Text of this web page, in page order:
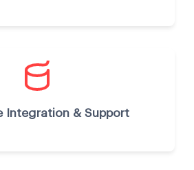
Integration & Support